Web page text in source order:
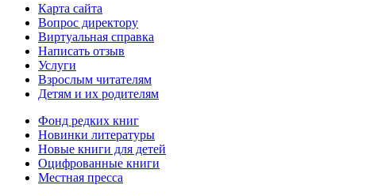
Карта сайта
Вопрос директору
Виртуальная справка
Написать отзыв
Услуги
Взрослым читателям
Детям и их родителям
Фонд редких книг
Новинки литературы
Новые книги для детей
Оцифрованные книги
Местная пресса